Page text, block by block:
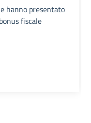
hanno presentato
fiscale